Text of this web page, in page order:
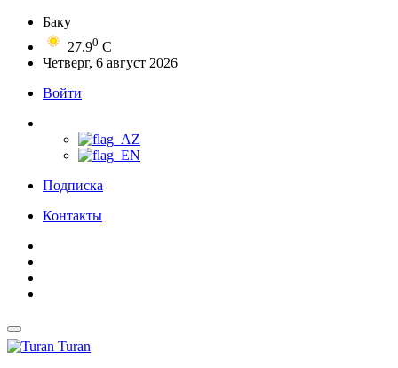
Баку
27.90 C
Четверг, 6 август 2026
Войти
Подписка
Контакты
Turan